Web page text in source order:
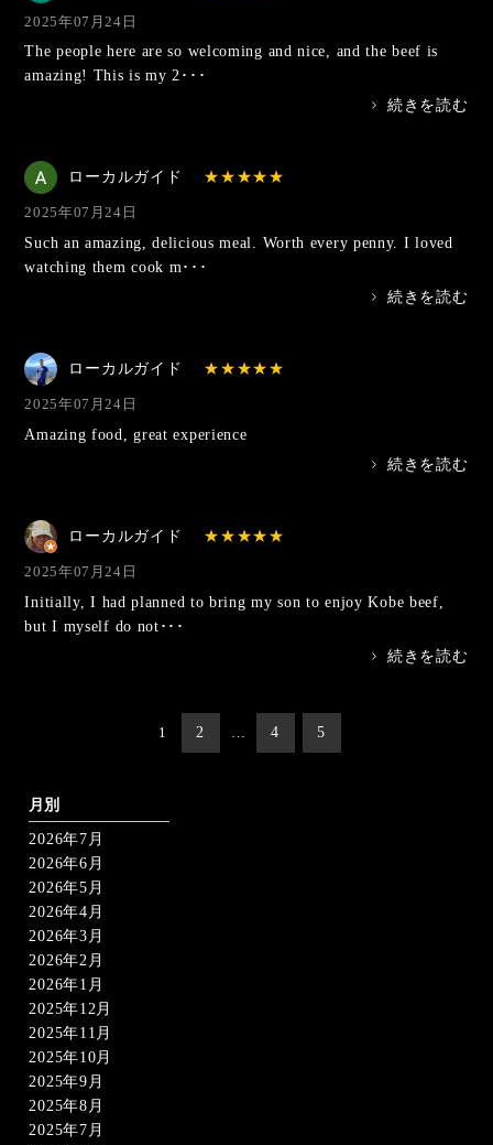
2025年07月24日
The people here are so welcoming and nice, and the beef is
amazing! This is my 2･･･
>
続きを読む
ローカルガイド
2025年07月24日
Such an amazing, delicious meal. Worth every penny. I loved
watching them cook m･･･
>
続きを読む
ローカルガイド
2025年07月24日
Amazing food, great experience
>
続きを読む
ローカルガイド
2025年07月24日
Initially, I had planned to bring my son to enjoy Kobe beef,
but I myself do not･･･
>
続きを読む
ー
ジ
送
り
1 2 … 4 5
月別
2026年7月
2026年6月
2026年5月
2026年4月
2026年3月
2026年2月
2026年1月
2025年12月
2025年11月
2025年10月
2025年9月
2025年8月
2025年7月